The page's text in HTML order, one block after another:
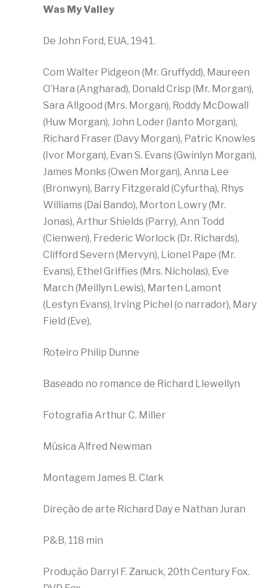
Was My Valley
De John Ford, EUA, 1941.
Com Walter Pidgeon (Mr. Gruffydd), Maureen
O’Hara (Angharad), Donald Crisp (Mr. Morgan),
Sara Allgood (Mrs. Morgan), Roddy McDowall
(Huw Morgan), John Loder (Ianto Morgan),
Richard Fraser (Davy Morgan), Patric Knowles
(Ivor Morgan), Evan S. Evans (Gwinlyn Morgan),
James Monks (Owen Morgan), Anna Lee
(Bronwyn), Barry Fitzgerald (Cyfurtha), Rhys
Williams (Dai Bando), Morton Lowry (Mr.
Jonas), Arthur Shields (Parry), Ann Todd
(Cienwen), Frederic Worlock (Dr. Richards),
Clifford Severn (Mervyn), Lionel Pape (Mr.
Evans), Ethel Griffies (Mrs. Nicholas), Eve
March (Meillyn Lewis), Marten Lamont
(Lestyn Evans), Irving Pichel (o narrador), Mary
Field (Eve),
Roteiro Philip Dunne
Baseado no romance de Richard Llewellyn
Fotografia Arthur C. Miller
Música Alfred Newman
Montagem James B. Clark
Direção de arte Richard Day e Nathan Juran
P&B, 118 min
Produção Darryl F. Zanuck, 20th Century Fox.